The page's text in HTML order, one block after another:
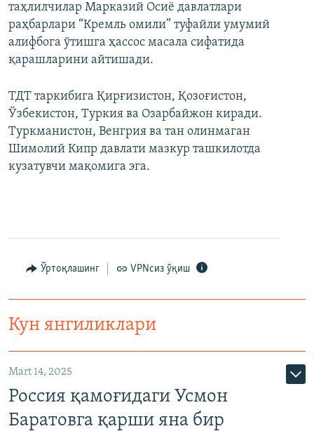
таҳлилчилар Марказий Осиё давлатлари
раҳбарлари “Кремль омили” туфайли умумий
алифбога ўтишга ҳассос масала сифатида
қарашларини айтишади.
ТДТ таркибига Қирғизистон, Қозоғистон,
Ўзбекистон, Туркия ва Озарбайжон киради.
Туркманистон, Венгрия ва тан олинмаган
Шимолий Кипр давлати мазкур ташкилотда
кузатувчи мақомига эга.
Ўртоқлашинг VPNсиз ўқиш
Кун янгиликлари
Mart 14, 2025
Россия қамоғидаги Усмон
Баратовга қарши яна бир